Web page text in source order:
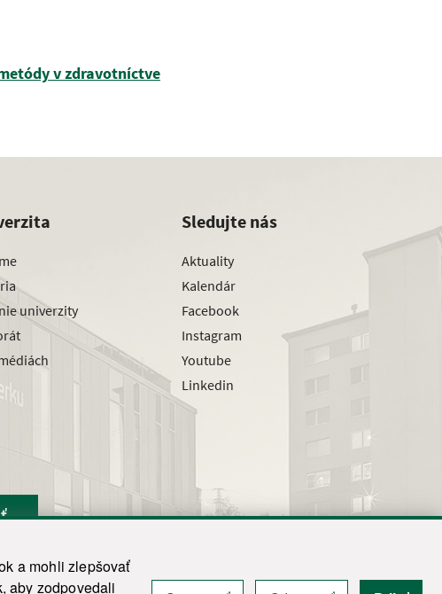
a mohli zlepšovať
aby zodpovedali
v zdravotníctve
univerzity
Sledujte nás
Aktuality
Kalendár
Facebook
Instagram
Youtube
Linkedin